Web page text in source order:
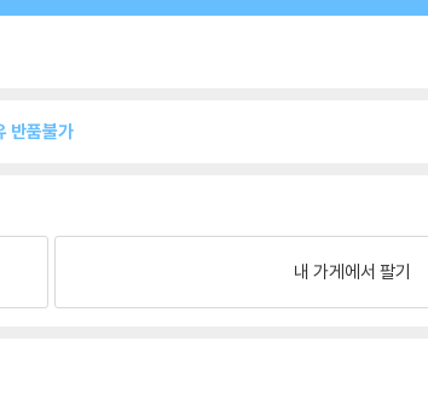
반품불가
내 가게에서 팔기